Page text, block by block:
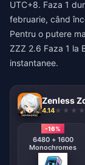
UTC+8. Faza 1
februarie, când
Pentru o putere
ZZZ 2.6 Faza 1 la
instantanee.
Zenless
4.14
-16%
6480 + 1600
Monochromes